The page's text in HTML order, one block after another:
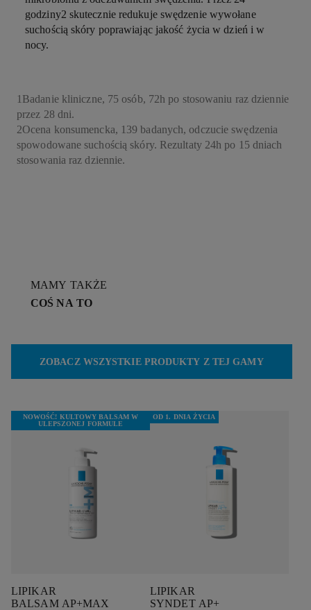
godziny2 skutecznie redukuje swędzenie wywołane
suchością skóry poprawiając jakość życia w dzień i w
nocy.
1 Badanie kliniczne, 75 osób, 72h po stosowaniu raz dziennie
przez 28 dni.
2Ocena konsumencka, 139 badanych, odczucie swędzenia
spowodowane suchością skóry. Rezultaty 24h po 15 dniach
stosowania raz dziennie.
MAMY TAKŻE
COŚ NA TO
ZOBACZ WSZYSTKIE PRODUKTY Z TEJ GAMY
NOWOŚĆ! KULTOWY BALSAM W
ULEPSZONEJ FORMULE
LIPIKAR
BALSAM AP+MAX
OD 1. DNIA ŻYCIA
LIPIKAR
SYNDET AP+